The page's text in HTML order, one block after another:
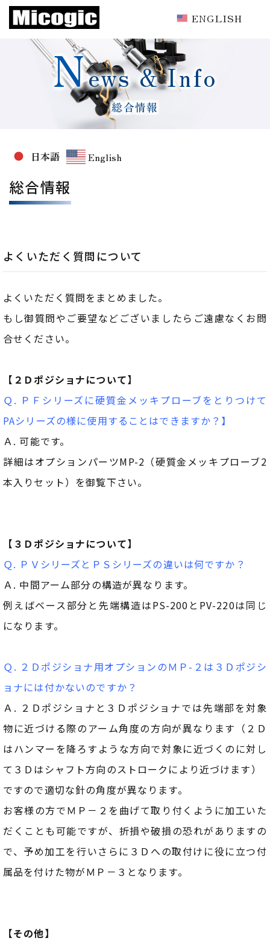
ENGLISH
News & Info
総合情報
日本語 English
総合情報
よくいただく質問について
よくいただく質問をまとめました。
もし御質問やご要望などございましたらご遠慮なくお問
合せください。
【２Ｄポジショナについて】
Ｑ. ＰＦシリーズに硬質金メッキプローブをとりつけて
PAシリーズの様に使用することはできますか？】
Ａ. 可能です。
詳細はオプションパーツMP-2（硬質金メッキプローブ2
本入りセット）を御覧下さい。
【３Ｄポジショナについて】
Ｑ. ＰＶシリーズとＰＳシリーズの違いは何ですか？
Ａ. 中間アーム部分の構造が異なります。
例えばベース部分と先端構造はPS-200とPV-220は同じ
になります。
Ｑ. ２Ｄポジショナ用オプションのＭＰ-２は３Ｄポジシ
ョナには付かないのですか？
Ａ. ２Ｄポジショナと３Ｄポジショナでは先端部を対象
物に近づける際のアーム角度の方向が異なります（２Ｄ
はハンマーを降ろすような方向で対象に近づくのに対し
て３Ｄはシャフト方向のストロークにより近づけます）
ですので適切な針の角度が異なります。
お客様の方でＭＰ－２を曲げて取り付くように加工いた
だくことも可能ですが、折損や破損の恐れがありますの
で、予め加工を行いさらに３Ｄへの取付けに役に立つ付
属品を付けた物がＭＰ－３となります。
【その他】